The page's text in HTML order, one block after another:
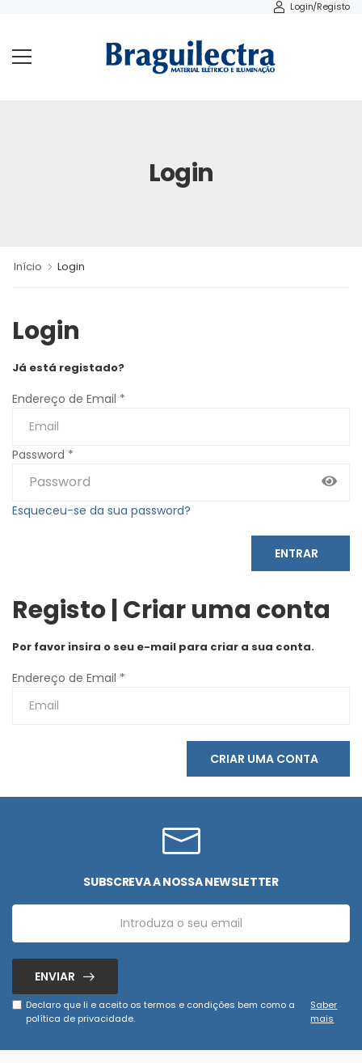
Login/Registo
Login
Início Login
Login
Já está registado?
Endereço de Email *
Password *
Esqueceu-se da sua password?
ENTRAR
Registo | Criar uma conta
Por favor insira o seu e-mail para criar a sua conta.
Endereço de Email *
CRIAR UMA CONTA
SUBSCREVA A NOSSA NEWSLETTER
ENVIAR
Declaro que li e aceito os termos e condições bem como a
política de privacidade.
Saber
mais